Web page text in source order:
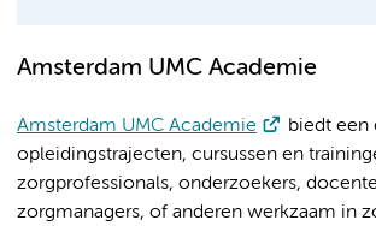
Amsterdam UMC Academie
Amsterdam UMC Academie
biedt een
opleidingstrajecten, cursussen en
zorgprofessionals, onderzoekers,
zorgmanagers, of anderen werkzaam in